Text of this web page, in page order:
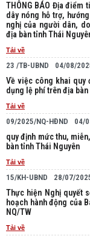
THÔNG BÁO Địa điểm
dây nóng hỗ trợ,
nghị của người dân,
địa bàn tỉnh Thái
Tải về
23 /TB-UBND 04/08/
Về việc công khai quy
dụng lệ phí trên địa
Tải về
09/2025/NQ-HĐND 04/
quy định mức thu,
bàn tỉnh Thái Nguyên
Tải về
15/KH-UBND 28/07/
Thực hiện Nghị quyết
hoạch hành động của
NQ/TW
Tải về